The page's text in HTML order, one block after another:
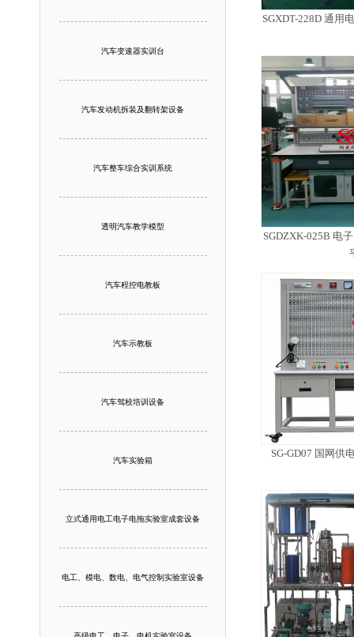
汽车变速器实训台
汽车发动机拆装及翻转架设备
汽车整车综合实训系统
透明汽车教学模型
汽车程控电教板
汽车示教板
汽车驾校培训设备
汽车实验箱
立式通用电工电子电拖实验室成套设备
电工、模电、数电、电气控制实验室设备
SGXDT-228D 通用
SGDZXK-025B 电
SG-GD07 国网供